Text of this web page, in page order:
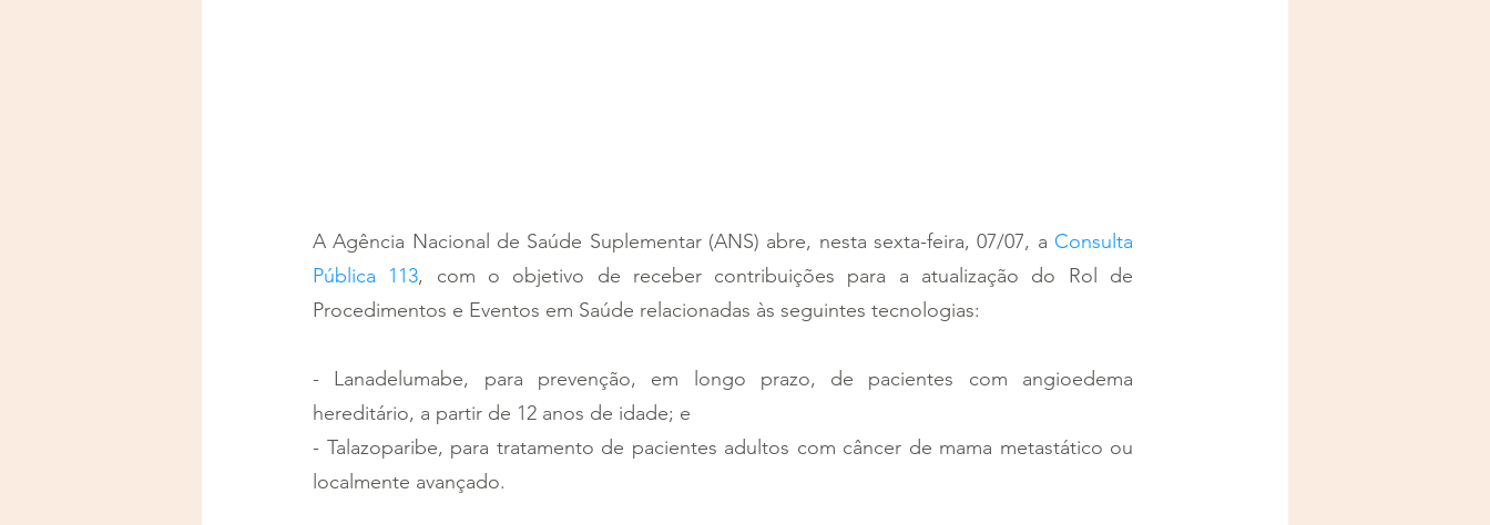
A Agência Nacional de Saúde Suplementar (ANS) abre, nesta sexta-feira, 07/07, a Consulta
Pública 113, com o objetivo de receber contribuições para a atualização do Rol de
Procedimentos e Eventos em Saúde relacionadas às seguintes tecnologias:
- Lanadelumabe, para prevenção, em longo prazo, de pacientes com angioedema
hereditário, a partir de 12 anos de idade; e
- Talazoparibe, para tratamento de pacientes adultos com câncer de mama metastático ou
localmente avançado.